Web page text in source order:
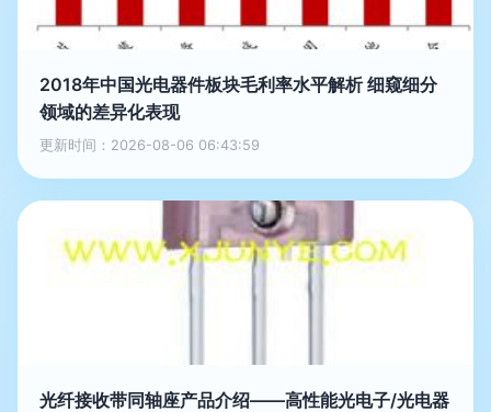
2018年中国光电器件板块毛利率水平解析 细窥细分
领域的差异化表现
更新时间：2026-08-06 06:43:59
光纤接收带同轴座产品介绍——高性能光电子/光电器